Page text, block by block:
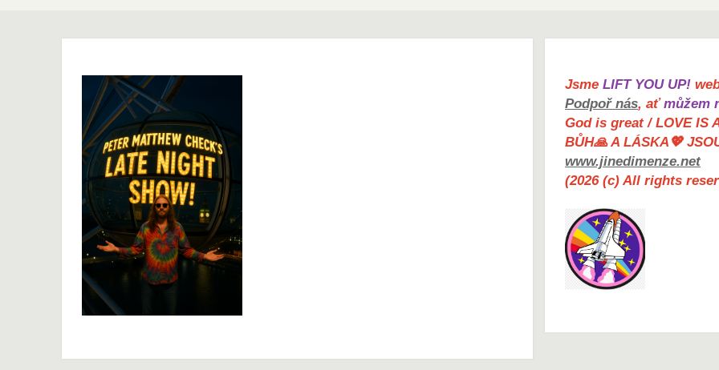
Jsme LIFT YOU UP!
Podpoř nás, aťmůžem
God is great / LOVE IS
BŮH🙏 A LÁSKA💖
www.jinedimenze.net
(2026 (c) All rights